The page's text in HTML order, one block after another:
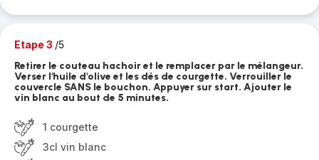
Etape 3 /5
Retirer le couteau hachoir et le remplacer par le mélangeur.
Verser l'huile d'olive et les dés de courgette. Verrouiller le
couvercle SANS le bouchon. Appuyer sur start. Ajouter le
vin blanc au bout de 5 minutes.
1 courgette
3cl vin blanc